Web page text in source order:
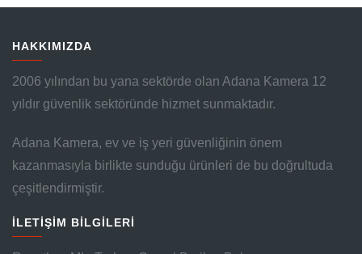
HAKKIMIZDA
2006 yılından bu yana sektörde olan Adana Kamera 12
yıldır güvenlik sektöründe hizmet sunmaktadır.
Adana Kamera, ev ve iş yeri güvenliğinin önem
kazanmasıyla birlikte sunduğu ürünleri de bu doğrultuda
çeşitlendirmiştir.
İLETİŞİM BİLGİLERİ